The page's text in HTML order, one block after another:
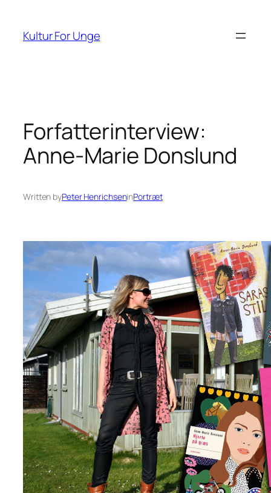
indhold
Kultur For Unge
Forfatterinterview:
Anne-Marie Donslund
Written byPeter HenrichseninPortræt